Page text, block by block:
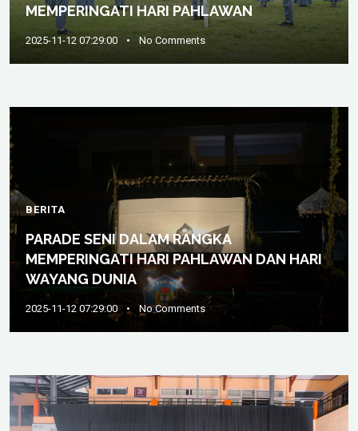
MEMPERINGATI HARI PAHLAWAN
2025-11-12 07:29:00 • No Comments
BERITA
PARADE SENI DALAM RANGKA
MEMPERINGATI HARI PAHLAWAN DAN HARI
WAYANG DUNIA
2025-11-12 07:29:00 • No Comments